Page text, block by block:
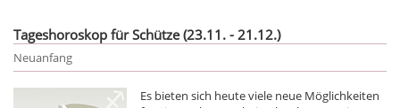
Tageshoroskop für Schütze (23.11. - 21.12.)
Neuanfang
Es bieten sich heute viele neue Möglichkeiten